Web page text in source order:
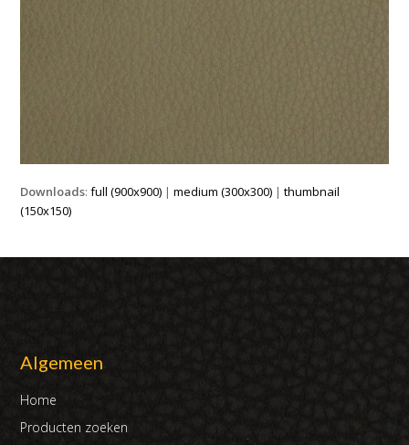
Downloads:full (900x900) |medium (300x300) |thumbnail
(150x150)
Algemeen
Home
Producten zoeken